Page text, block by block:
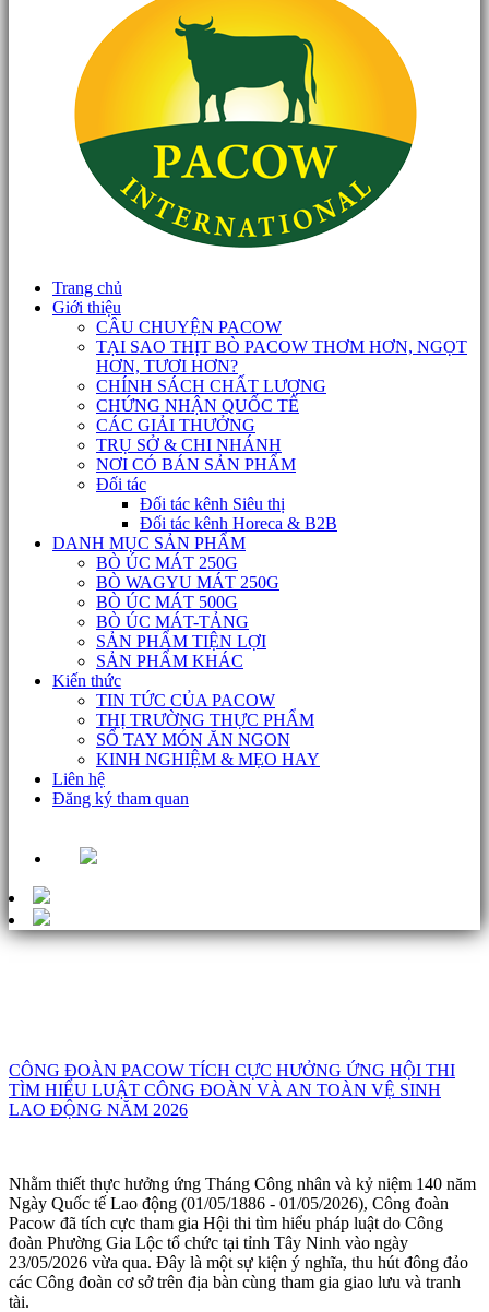
Trang chủ
Giới thiệu
CÂU CHUYỆN PACOW
TẠI SAO THỊT BÒ PACOW THƠM HƠN, NGỌT
HƠN, TƯƠI HƠN?
CHÍNH SÁCH CHẤT LƯỢNG
CHỨNG NHẬN QUỐC TẾ
CÁC GIẢI THƯỞNG
TRỤ SỞ & CHI NHÁNH
NƠI CÓ BÁN SẢN PHẨM
Đối tác
Đối tác kênh Siêu thị
Đối tác kênh Horeca & B2B
DANH MỤC SẢN PHẨM
BÒ ÚC MÁT 250G
BÒ WAGYU MÁT 250G
BÒ ÚC MÁT 500G
BÒ ÚC MÁT-TẢNG
SẢN PHẨM TIỆN LỢI
SẢN PHẨM KHÁC
Kiến thức
TIN TỨC CỦA PACOW
THỊ TRƯỜNG THỰC PHẨM
SỔ TAY MÓN ĂN NGON
KINH NGHIỆM & MẸO HAY
Liên hệ
Đăng ký tham quan
CÔNG ĐOÀN PACOW TÍCH CỰC HƯỞNG ỨNG HỘI THI
TÌM HIỂU LUẬT CÔNG ĐOÀN VÀ AN TOÀN VỆ SINH
LAO ĐỘNG NĂM 2026
Nhằm thiết thực hưởng ứng Tháng Công nhân và kỷ niệm 140 năm
Ngày Quốc tế Lao động (01/05/1886 - 01/05/2026), Công đoàn
Pacow đã tích cực tham gia Hội thi tìm hiểu pháp luật do Công
đoàn Phường Gia Lộc tổ chức tại tỉnh Tây Ninh vào ngày
23/05/2026 vừa qua. Đây là một sự kiện ý nghĩa, thu hút đông đảo
các Công đoàn cơ sở trên địa bàn cùng tham gia giao lưu và tranh
tài.